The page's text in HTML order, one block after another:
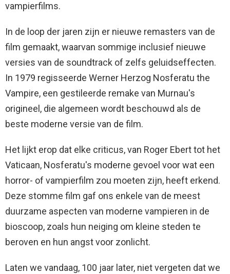
vampierfilms.
In de loop der jaren zijn er nieuwe remasters van de
film gemaakt, waarvan sommige inclusief nieuwe
versies van de soundtrack of zelfs geluidseffecten.
In 1979 regisseerde Werner Herzog Nosferatu the
Vampire, een gestileerde remake van Murnau's
origineel, die algemeen wordt beschouwd als de
beste moderne versie van de film.
Het lijkt erop dat elke criticus, van Roger Ebert tot het
Vaticaan, Nosferatu's moderne gevoel voor wat een
horror- of vampierfilm zou moeten zijn, heeft erkend.
Deze stomme film gaf ons enkele van de meest
duurzame aspecten van moderne vampieren in de
bioscoop, zoals hun neiging om kleine steden te
beroven en hun angst voor zonlicht.
Laten we vandaag, 100 jaar later, niet vergeten dat we